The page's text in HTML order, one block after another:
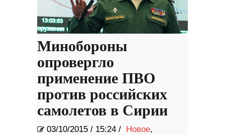
Минобороны
опровергло
применение ПВО
против российских
самолетов в Сирии
03/10/2015 / 15:24 / Новое,